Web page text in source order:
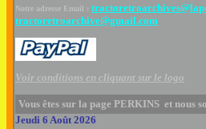
Notre adresse Email :
tractoretroarchive@gmail.com
Voir conditions en cliquant sur le logo
Vous êtes sur la page PERKINS et nous
Jeudi 6 Août 2026